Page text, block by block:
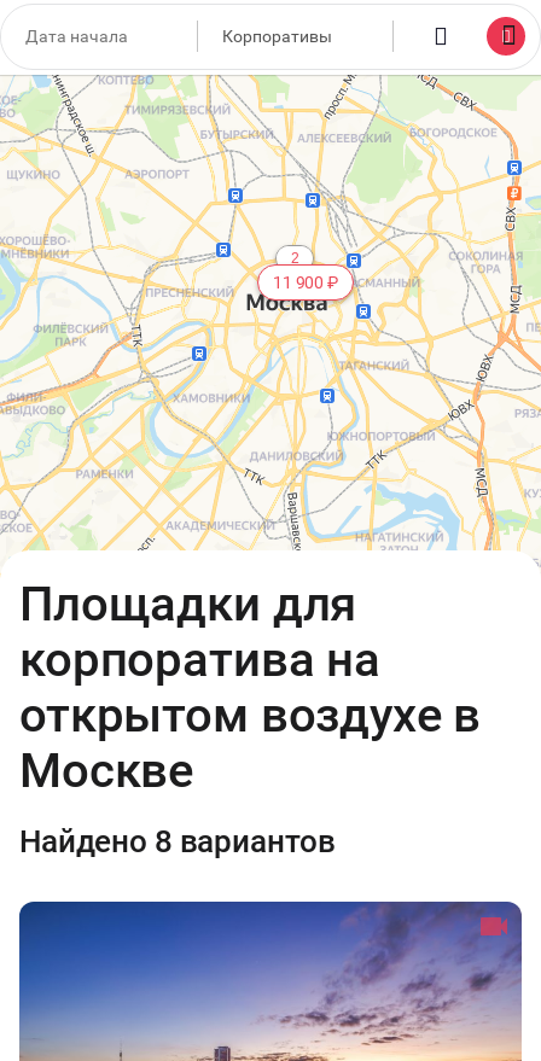
Площадки для
корпоратива на
открытом воздухе в
Москве
Найдено 8 вариантов
11 900 ₽
2